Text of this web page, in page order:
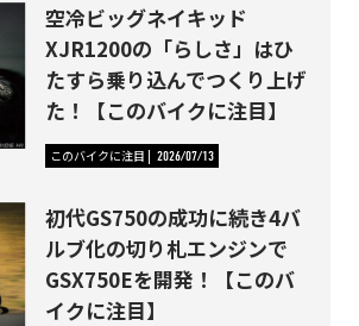
空冷ビッグネイキッド
XJR1200の「らしさ」はひ
たすら乗り込んでつくり上げ
た！【このバイクに注目】
このバイクに注目 2026/07/13
初代GS750の成功に続き4バ
ルブ化の切り札エンジンで
GSX750Eを開発！【このバ
イクに注目】